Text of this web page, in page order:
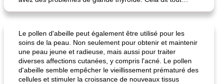
Le pollen d'abeille peut également être utilisé pour les
soins de la peau. Non seulement pour obtenir et maintenir
une peau jeune et radieuse, mais aussi pour traiter
diverses affections cutanées, y compris l'acné. Le pollen
d'abeille semble empêcher le vieillissement prématuré des
cellules et stimuler la croissance de nouveaux tissus